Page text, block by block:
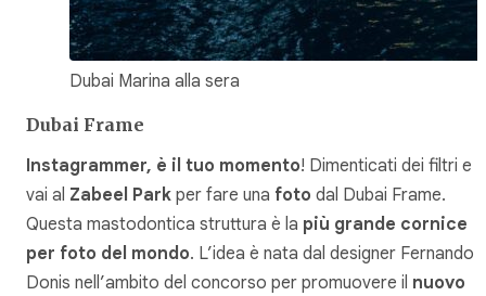
Dubai Marina alla sera
Dubai Frame
Instagrammer, è il tuo momento! Dimenticati dei filtri e
vai al Zabeel Park per fare una foto dal Dubai Frame.
Questa mastodontica struttura è la più grande cornice
per foto del mondo. L’idea è nata dal designer Fernando
Donis nell’ambito del concorso per promuovere il nuovo